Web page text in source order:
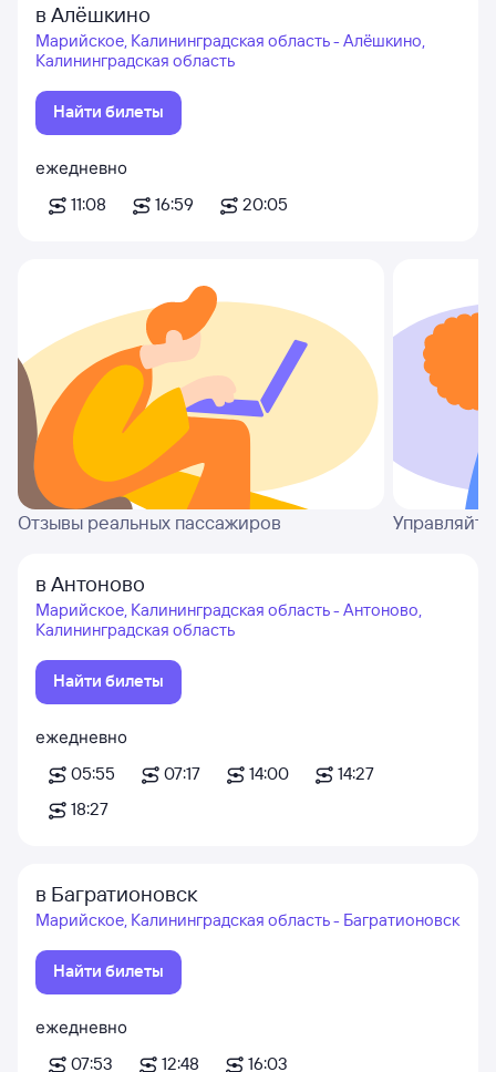
в Алёшкино
Марийское, Калининградская область - Алёшкино,
Калининградская область
Найти билеты
ежедневно
11:08
16:59 20:05
Отзывы реальных пассажиров
в Антоново
Марийское, Калининградская область - Антоново,
Калининградская область
Найти билеты
ежедневно
05:55
07:17 14:00
14:27
18:27
в Багратионовск
Марийское, Калининградская область - Багратионовск
Найти билеты
ежедневно
07:53
12:48 16:03